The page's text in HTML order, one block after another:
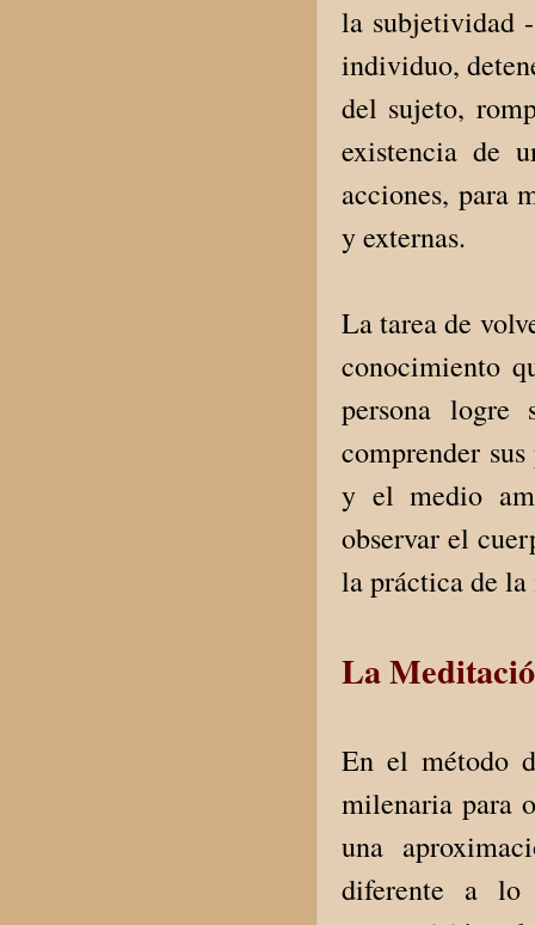
la subjetividad
individuo,
del sujeto,
existencia de
acciones, para
y externas.
La tarea de
conocimiento
persona
comprender
y el medio
observar el
la práctica de
La
En el método
milenaria para
una
diferente a lo